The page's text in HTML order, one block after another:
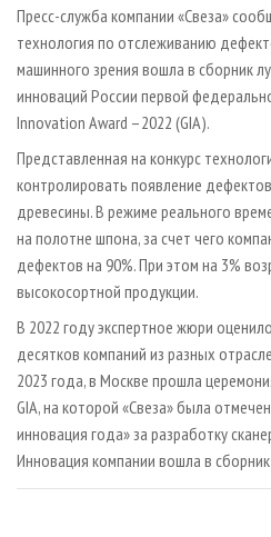
ПРОИЗВОДСТВО ДРЕВЕСНЫХ
ДЕРЕВЯННОЕ ДОМОСТРОЕНИЕ
ПРОИЗВОДСТВО МЕБЕЛИ
БИОЭНЕРГЕТИКА
ЦБП
ИНСТРУМЕНТ И МАТЕРИАЛЫ
МОБИЛЬНЫЕ ВЫСТАВКИ
ОФИЦИАЛЬНЫЕ ДЕЛЕГАЦИИ
ПРИОРИТЕТНЫЕ
RUSSIAN FORESTRY REVIEW
ГАЗЕТА ЛЕСПРОМФОРУМ
БИБЛИОТЕКА СПЕЦИАЛИСТА
РЕКЛАМА НА САЙТЕ
Пресс-служба компании «Свеза»
технология по отслеживанию
машинного зрения вошла в сборник
инноваций России первой
Innovation Award –2022 (GIA).
Представленная на конкурс
контролировать появление
древесины. В режиме реального
на полотне шпона, за счет чего
дефектов на 90%. При этом на 3%
высокосортной продукции.
В 2022 году экспертное жюри
десятков компаний из разных
2023 года, в Москве прошла
GIA, на которой «Свеза» была
инновация года» за разработку
Инновация компании вошла в